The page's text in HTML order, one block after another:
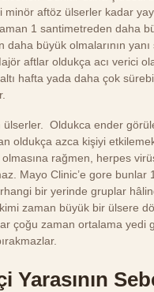
minör aftöz ülserler kadar
1 santimetreden daha
daha büyük olmalarının
aftlar oldukça acı verici
hafta yada daha çok
ülserler. Oldukca ender
oldukça azca kişiyi
rağmen, herpes
Mayo Clinic’e gore bunlar
bir yerinde gruplar
zaman büyük bir ülsere
çoğu zaman ortalama yedi
Yarasının